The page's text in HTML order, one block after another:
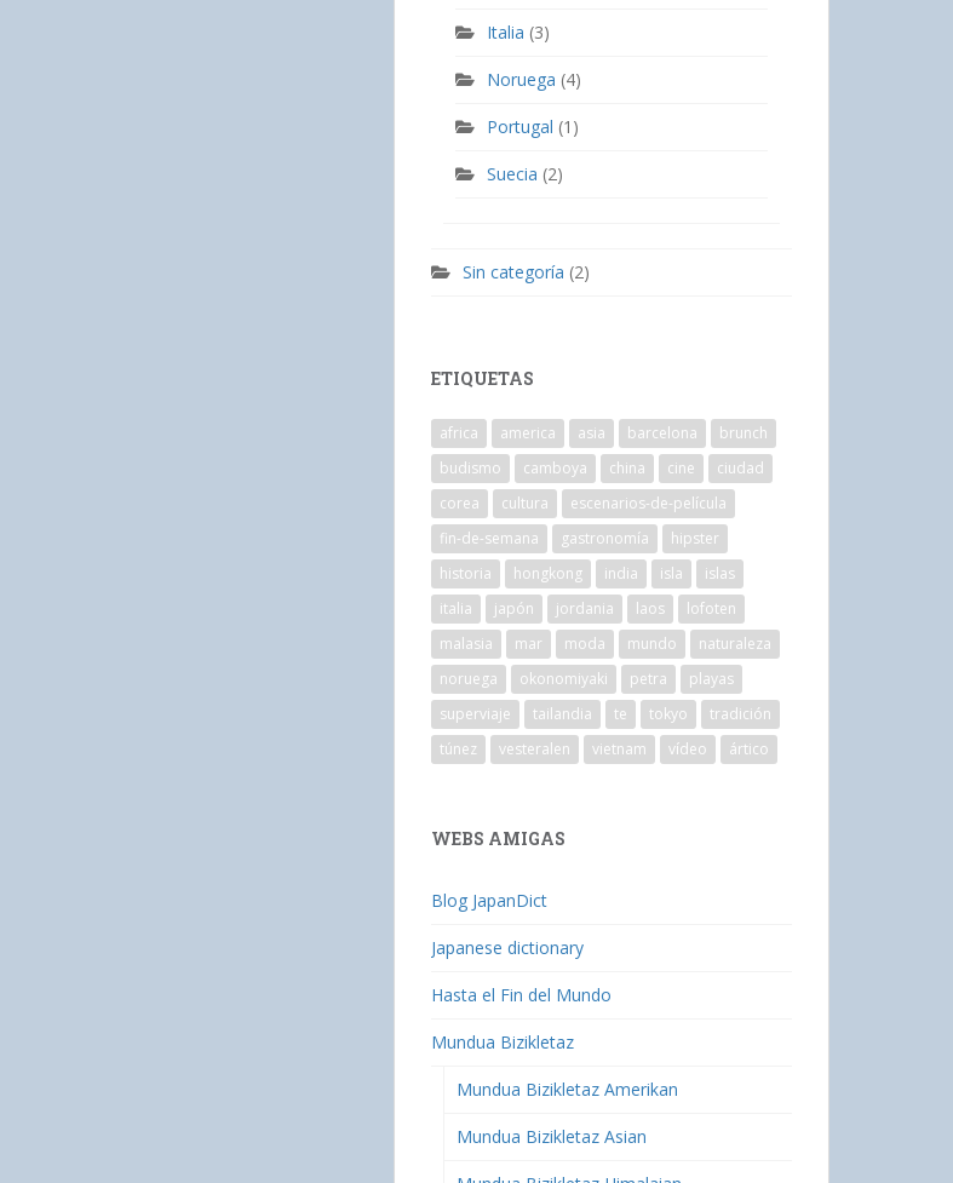
Italia (3)
Noruega (4)
Portugal (1)
Suecia (2)
Sin categoría (2)
ETIQUETAS
africa america asia barcelona
brunch
budismo
camboya china cine
ciudad
corea
cultura
escenarios-de-película
fin-de-semana
gastronomía
hipster
historia
hongkong india isla
islas
italia
japón jordania laos
lofoten
malasia
mar moda mundo
naturaleza
noruega
okonomiyaki petra
playas
superviaje
tailandia te tokyo
tradición
túnez
vesteralen vietnam vídeo ártico
WEBS AMIGAS
Blog JapanDict
Japanese dictionary
Hasta el Fin del Mundo
Mundua Bizikletaz
Mundua Bizikletaz Amerikan
Mundua Bizikletaz Asian